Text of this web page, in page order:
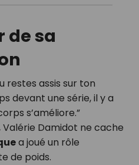
de sa
restes assis sur ton
devant une série, il y a
s’améliore.”
Damidot ne cache
a joué un rôle
de poids.